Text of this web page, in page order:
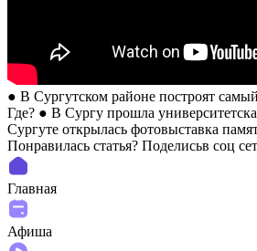
● В Сургутском районе построят
Где? ● В Сургу прошла
Сургуте открылась фотовыставка
Понравилась статья? Поделиcьв соц
Главная
Афиша